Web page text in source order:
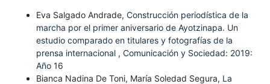
Eva Salgado Andrade, Construcción periodística de la
marcha por el primer aniversario de Ayotzinapa. Un
estudio comparado en titulares y fotografías de la
prensa internacional , Comunicación y Sociedad: 2019:
Año 16
Bianca Nadina De Toni, María Soledad Segura, La